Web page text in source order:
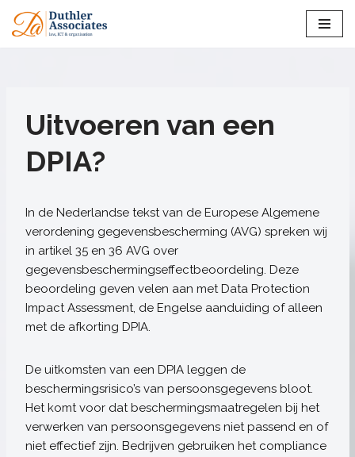
Uitvoeren van een
DPIA?
In de Nederlandse tekst van de Europese Algemene
verordening gegevensbescherming (AVG) spreken wij
in artikel 35 en 36 AVG over
gegevensbeschermingseffectbeoordeling. Deze
beoordeling geven velen aan met Data Protection
Impact Assessment, de Engelse aanduiding of alleen
met de afkorting DPIA.
De uitkomsten van een DPIA leggen de
beschermingsrisico’s van persoonsgegevens bloot.
Het komt voor dat beschermingsmaatregelen bij het
verwerken van persoonsgegevens niet passend en of
niet effectief zijn. Bedrijven gebruiken het compliance